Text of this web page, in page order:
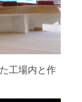
工場内と作